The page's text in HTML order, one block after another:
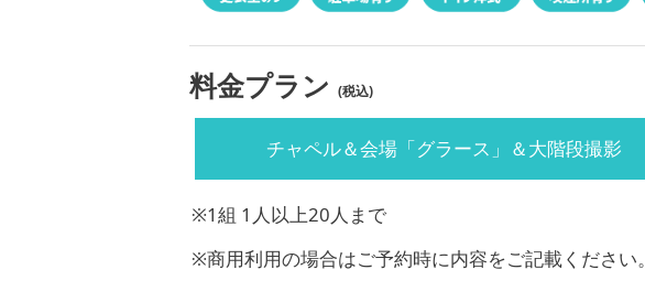
料金プラン (税込)
チャペル＆会場「グラース」＆大階段撮影
※1組 1人以上20人まで
※商用利用の場合はご予約時に内容をご記載ください。